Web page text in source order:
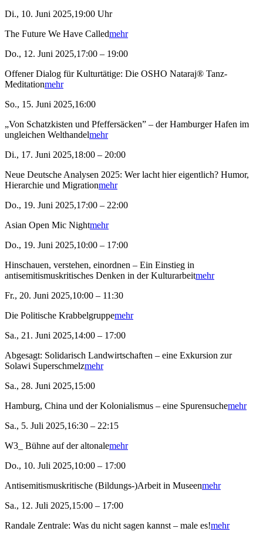
Di., 10. Juni 2025,19:00 Uhr
The Future We Have Calledmehr
Do., 12. Juni 2025,17:00 – 19:00
Offener Dialog für Kulturtätige: Die OSHO Nataraj® Tanz-
Meditationmehr
So., 15. Juni 2025,16:00
„Von Schatzkisten und Pfeffersäcken” – der Hamburger Hafen im
ungleichen Welthandelmehr
Di., 17. Juni 2025,18:00 – 20:00
Neue Deutsche Analysen 2025: Wer lacht hier eigentlich? Humor,
Hierarchie und Migrationmehr
Do., 19. Juni 2025,17:00 – 22:00
Asian Open Mic Nightmehr
Do., 19. Juni 2025,10:00 – 17:00
Hinschauen, verstehen, einordnen – Ein Einstieg in
antisemitismuskritisches Denken in der Kulturarbeitmehr
Fr., 20. Juni 2025,10:00 – 11:30
Die Politische Krabbelgruppemehr
Sa., 21. Juni 2025,14:00 – 17:00
Abgesagt: Solidarisch Landwirtschaften – eine Exkursion zur
Solawi Superschmelzmehr
Sa., 28. Juni 2025,15:00
Hamburg, China und der Kolonialismus – eine Spurensuchemehr
Sa., 5. Juli 2025,16:30 – 22:15
W3_ Bühne auf der altonalemehr
Do., 10. Juli 2025,10:00 – 17:00
Antisemitismuskritische (Bildungs-)Arbeit in Museenmehr
Sa., 12. Juli 2025,15:00 – 17:00
Randale Zentrale: Was du nicht sagen kannst – male es!mehr